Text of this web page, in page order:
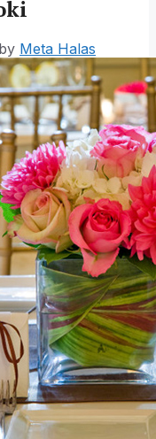
by Meta Halas